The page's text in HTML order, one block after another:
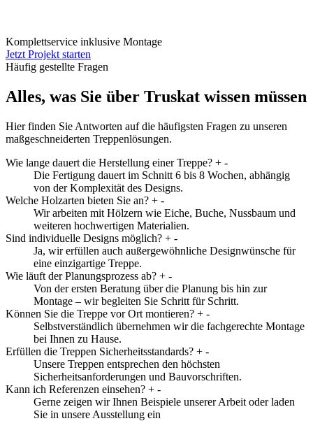
Komplettservice inklusive Montage
Jetzt Projekt starten
Häufig gestellte Fragen
Alles, was Sie über Truskat wissen müssen
Hier finden Sie Antworten auf die häufigsten Fragen zu unseren
maßgeschneiderten Treppenlösungen.
Wie lange dauert die Herstellung einer Treppe? + -
Die Fertigung dauert im Schnitt 6 bis 8 Wochen, abhängig
von der Komplexität des Designs.
Welche Holzarten bieten Sie an? + -
Wir arbeiten mit Hölzern wie Eiche, Buche, Nussbaum und
weiteren hochwertigen Materialien.
Sind individuelle Designs möglich? + -
Ja, wir erfüllen auch außergewöhnliche Designwünsche für
eine einzigartige Treppe.
Wie läuft der Planungsprozess ab? + -
Von der ersten Beratung über die Planung bis hin zur
Montage – wir begleiten Sie Schritt für Schritt.
Können Sie die Treppe vor Ort montieren? + -
Selbstverständlich übernehmen wir die fachgerechte Montage
bei Ihnen zu Hause.
Erfüllen die Treppen Sicherheitsstandards? + -
Unsere Treppen entsprechen den höchsten
Sicherheitsanforderungen und Bauvorschriften.
Kann ich Referenzen einsehen? + -
Gerne zeigen wir Ihnen Beispiele unserer Arbeit oder laden
Sie in unsere Ausstellung ein